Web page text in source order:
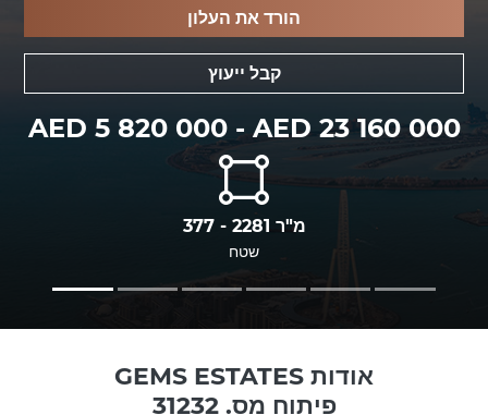
הורד את העלון
קבל ייעוץ
AED 5 820 000 - AED 23 160 000
377 - 2281 מ"ר
שטח
אודות GEMS ESTATES
פיתוח מס. 31232